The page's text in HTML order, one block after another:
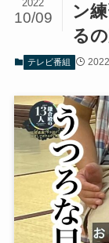
ン
る
2022
10/09
テレビ番組